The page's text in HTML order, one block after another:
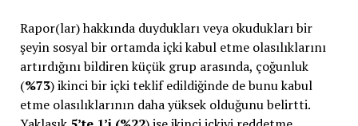
Rapor(lar) hakkında duydukları veya okudukları bir
şeyin sosyal bir ortamda içki kabul etme olasılıklarını
artırdığını bildiren küçük grup arasında, çoğunluk
(%73) ikinci bir içki teklif edildiğinde de bunu kabul
etme olasılıklarının daha yüksek olduğunu belirtti.